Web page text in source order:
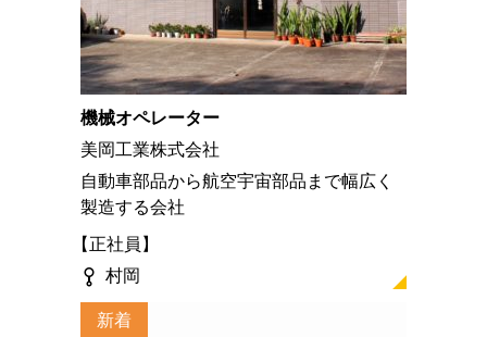
機械オペレーター
美岡工業株式会社
自動車部品から航空宇宙部品まで幅広く
製造する会社
正社員
村岡
新着